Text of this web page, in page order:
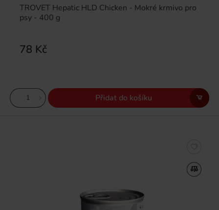
TROVET Hepatic HLD Chicken - Mokré krmivo pro
psy - 400 g
78 Kč
Přidat do košíku